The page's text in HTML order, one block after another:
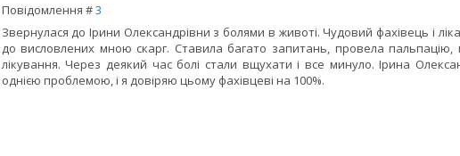
Повідомлення #3
Звернулася до Ірини Олександрівни з болями в животі. Чудовий фахівець і
до висловлених мною скарг. Ставила багато запитань, провела пальпацію,
лікування. Через деякий час болі стали вщухати і все минуло. Ірина
однією проблемою, і я довіряю цьому фахівцеві на 100%.